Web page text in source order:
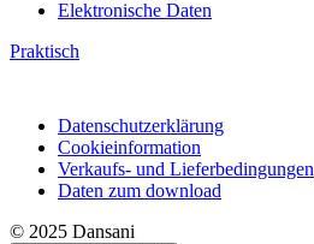
Elektronische Daten
Praktisch
Datenschutzerklärung
Cookieinformation
Verkaufs- und Lieferbedingungen
Daten zum download
© 2025 Dansani